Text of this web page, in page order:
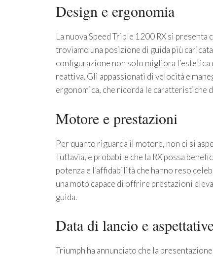
Design e ergonomia
La nuova Speed Triple 1200 RX si
troviamo una posizione di guida più
configurazione non solo migliora l’estetica
reattiva. Gli appassionati di velocità e
ergonomica, che ricorda le caratteristiche
Motore e prestazioni
Per quanto riguarda il motore, non ci si
Tuttavia, è probabile che la RX possa
potenza e l’affidabilità che hanno reso
una moto capace di offrire prestazioni
guida.
Data di lancio e
Triumph ha annunciato che la